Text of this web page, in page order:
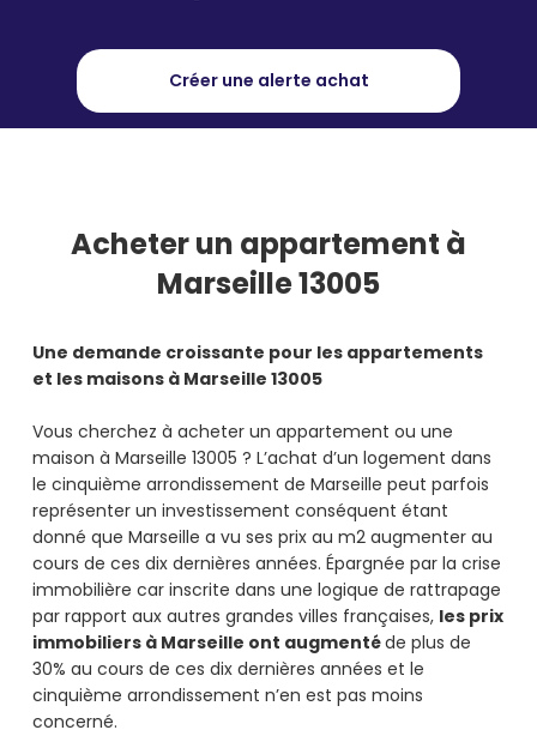
Créer une alerte achat
Acheterun appartement à
Marseille 13005
Une demande croissante pour les appartements
et les maisons à Marseille 13005
Vous cherchez à acheter un appartement ou une
maison à Marseille 13005 ? L’achat d’un logement dans
le cinquième arrondissement de Marseille peut parfois
représenter un investissement conséquent étant
donné que Marseille a vu ses prix au m2 augmenter au
cours de ces dix dernières années. Épargnée par la crise
immobilière car inscrite dans une logique de rattrapage
par rapport aux autres grandes villes françaises, les prix
immobiliers à Marseille ont augmentéde plus de
30% au cours de ces dix dernières années et le
cinquième arrondissement n’en est pas moins
concerné.